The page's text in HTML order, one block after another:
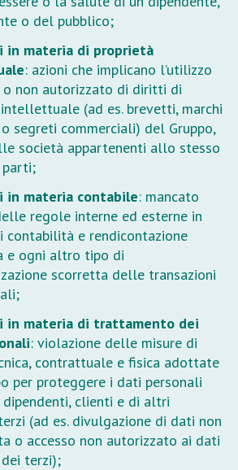
o del pubblico;
in materia di proprietà
: azioni che implicano l’utilizzo
o non autorizzato di diritti di
(ad es. brevetti, marchi
segreti commerciali) del Gruppo,
società appartenenti allo stesso
in materia contabile: mancato
regole interne ed esterne in
contabilità e rendicontazione
e ogni altro tipo di
scorretta delle transazioni
in materia di trattamento dei
: violazione delle misure di
contrattuale e fisica adottate
per proteggere i dati personali
dipendenti, clienti e di altri
(ad es. divulgazione di dati non
o accesso non autorizzato ai dati
terzi);